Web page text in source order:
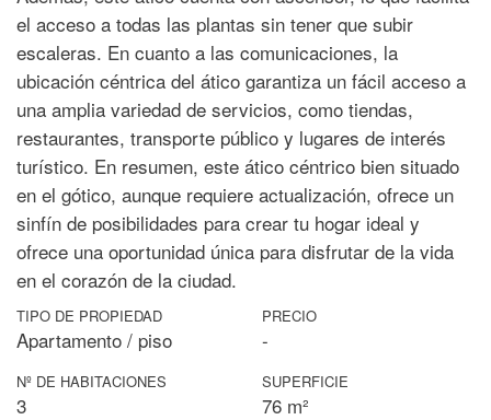
el acceso a todas las plantas sin tener que subir
escaleras. En cuanto a las comunicaciones, la
ubicación céntrica del ático garantiza un fácil acceso a
una amplia variedad de servicios, como tiendas,
restaurantes, transporte público y lugares de interés
turístico. En resumen, este ático céntrico bien situado
en el gótico, aunque requiere actualización, ofrece un
sinfín de posibilidades para crear tu hogar ideal y
ofrece una oportunidad única para disfrutar de la vida
en el corazón de la ciudad.
TIPO DE PROPIEDAD
Apartamento / piso
PRECIO
-
Nº DE HABITACIONES
3
SUPERFICIE
76 m²